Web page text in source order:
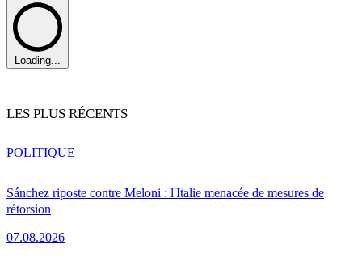
Loading...
LES PLUS RÉCENTS
Sánchez riposte contre Meloni : l'Italie menacée de mesures de
rétorsion
07.08.2026
POLITIQUE